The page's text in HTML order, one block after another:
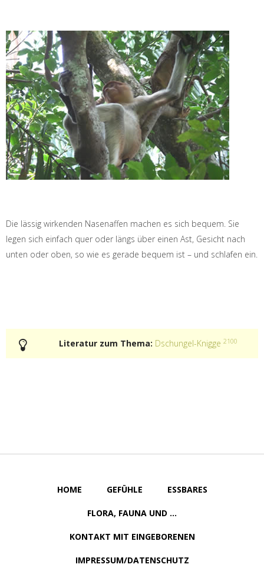
Die lässig wirkenden Nasenaffen machen es sich bequem. Sie
legen sich einfach quer oder längs über einen Ast, Gesicht nach
unten oder oben, so wie es gerade bequem ist – und schlafen ein.
Literatur zum Thema: Dschungel-Knigge 2100
HOME GEFÜHLE ESSBARES
FLORA, FAUNA UND ...
KONTAKT MIT EINGEBORENEN
IMPRESSUM/DATENSCHUTZ